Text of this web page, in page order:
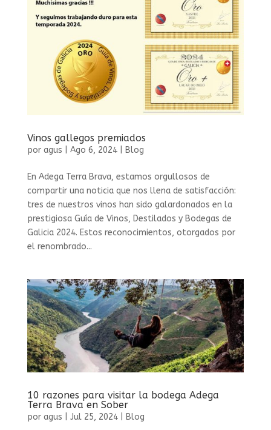
Vinos gallegos premiados
por agus Ago 6, 2024| Blog
En Adega Terra Brava, estamos orgullosos de
compartir una noticia que nos llena de satisfacción:
tres de nuestros vinos han sido galardonados en la
prestigiosa Guía de Vinos, Destilados y Bodegas de
Galicia 2024. Estos reconocimientos, otorgados por
el renombrado...
10 razones para visitar la bodega Adega
Terra Brava en Sober
por agus Jul 25, 2024| Blog